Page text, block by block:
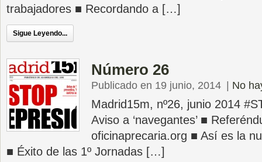
trabajadores ■ Recordando a […]
Sigue Leyendo...
Número 26
Publicado en 19 junio, 2014 No
Madrid15m, nº26, junio 2014
Aviso a ‘navegantes’ ■
oficinaprecaria.org ■ Así es la
■ Éxito de las 1º Jornadas […]